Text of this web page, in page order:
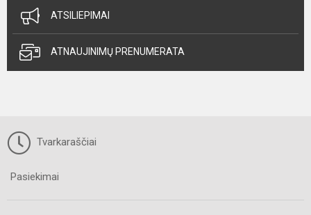
ATSILIEPIMAI
ATNAUJINIMŲ PRENUMERATA
Tvarkaraščiai
Pasiekimai